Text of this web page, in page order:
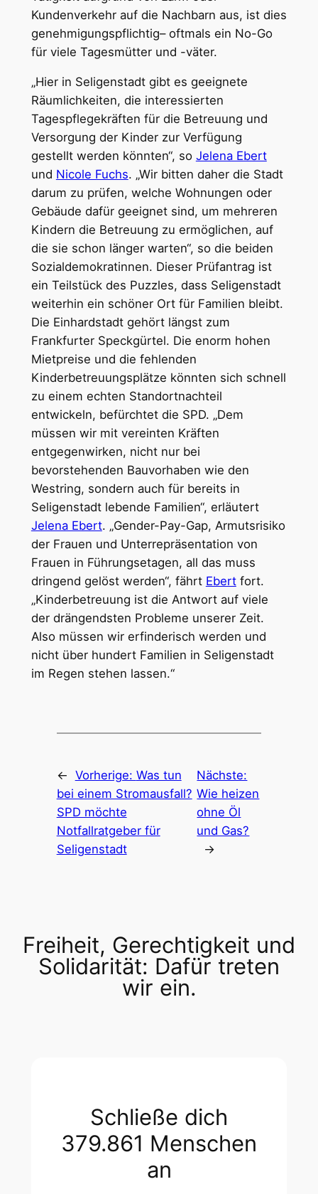
Kundenverkehr auf die Nachbarn aus, ist dies
genehmigungspflichtig– oftmals ein No-Go
für viele Tagesmütter und -väter.
„Hier in Seligenstadt gibt es geeignete
Räumlichkeiten, die interessierten
Tagespflegekräften für die Betreuung und
Versorgung der Kinder zur Verfügung
gestellt werden könnten“, so Jelena Ebert
und Nicole Fuchs. „Wir bitten daher die Stadt
darum zu prüfen, welche Wohnungen oder
Gebäude dafür geeignet sind, um mehreren
Kindern die Betreuung zu ermöglichen, auf
die sie schon länger warten“, so die beiden
Sozialdemokratinnen. Dieser Prüfantrag ist
ein Teilstück des Puzzles, dass Seligenstadt
weiterhin ein schöner Ort für Familien bleibt.
Die Einhardstadt gehört längst zum
Frankfurter Speckgürtel. Die enorm hohen
Mietpreise und die fehlenden
Kinderbetreuungsplätze könnten sich schnell
zu einem echten Standortnachteil
entwickeln, befürchtet die SPD. „Dem
müssen wir mit vereinten Kräften
entgegenwirken, nicht nur bei
bevorstehenden Bauvorhaben wie den
Westring, sondern auch für bereits in
Seligenstadt lebende Familien“, erläutert
Jelena Ebert. „Gender-Pay-Gap, Armutsrisiko
der Frauen und Unterrepräsentation von
Frauen in Führungsetagen, all das muss
dringend gelöst werden“, fährt Ebertfort.
„Kinderbetreuung ist die Antwort auf viele
der drängendsten Probleme unserer Zeit.
Also müssen wir erfinderisch werden und
nicht über hundert Familien in Seligenstadt
im Regen stehen lassen.“
← Vorherige: Was tun
bei einem Stromausfall?
SPD möchte
Notfallratgeber für
Seligenstadt
Nächste:
Wie heizen
ohne Öl
und Gas?
→
Freiheit, Gerechtigkeit und
Solidarität: Dafür treten
wir ein.
Schließe dich
379.861 Menschen
an